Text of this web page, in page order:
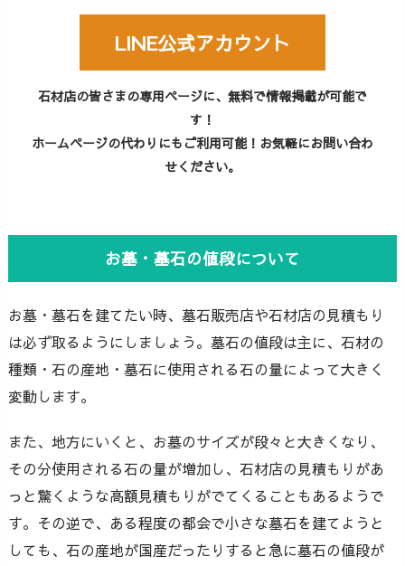
LINE公式アカウント
石材店の皆さまの専用ページに、無料で情報掲載が可能で
す！
ホームページの代わりにもご利用可能！お気軽にお問い合わ
せください。
お墓・墓石の値段について
お墓・墓石を建てたい時、墓石販売店や石材店の見積もり
は必ず取るようにしましょう。墓石の値段は主に、石材の
種類・石の産地・墓石に使用される石の量によって大きく
変動します。
また、地方にいくと、お墓のサイズが段々と大きくなり、
その分使用される石の量が増加し、石材店の見積もりがあ
っと驚くような高額見積もりがでてくることもあるようで
す。その逆で、ある程度の都会で小さな墓石を建てようと
しても、石の産地が国産だったりすると急に墓石の値段が